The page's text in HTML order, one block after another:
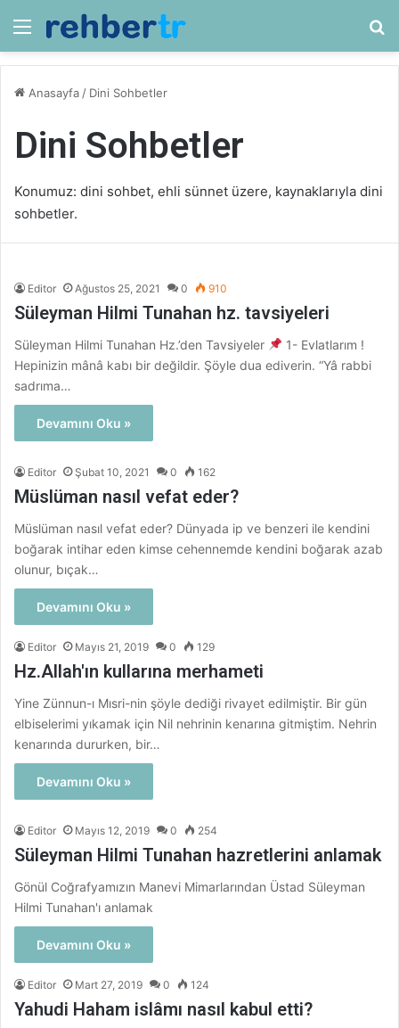
Menü
Anasayfa / Dini Sohbetler
Dini Sohbetler
Konumuz: dini sohbet, ehli sünnet üzere, kaynaklarıyla dini
sohbetler.
Editor Ağustos 25, 2021 0 910
Süleyman Hilmi Tunahan hz. tavsiyeleri
Süleyman Hilmi Tunahan Hz.’den Tavsiyeler
1- Evlatlarım !
Hepinizin mânâ kabı bir değildir. Şöyle dua ediverin. “Yâ rabbi
sadrıma…
Devamını Oku »
Editor Şubat 10, 2021 0 162
Müslüman nasıl vefat eder?
Müslüman nasıl vefat eder? Dünyada ip ve benzeri ile kendini
boğarak intihar eden kimse cehennemde kendini boğarak azab
olunur, bıçak…
Devamını Oku »
Editor Mayıs 21, 2019 0 129
Hz.Allah'ın kullarına merhameti
Yine Zünnun-ı Mısri-nin şöyle dediği rivayet edilmiştir. Bir gün
elbiselerimi yıkamak için Nil nehrinin kenarına gitmiştim. Nehrin
kenarında dururken, bir…
Devamını Oku »
Editor Mayıs 12, 2019 0 254
Süleyman Hilmi Tunahan hazretlerini anlamak
Gönül Coğrafyamızın Manevi Mimarlarından Üstad Süleyman
Hilmi Tunahan'ı anlamak
Devamını Oku »
Editor Mart 27, 2019 0 124
Yahudi Haham islâmı nasıl kabul etti?